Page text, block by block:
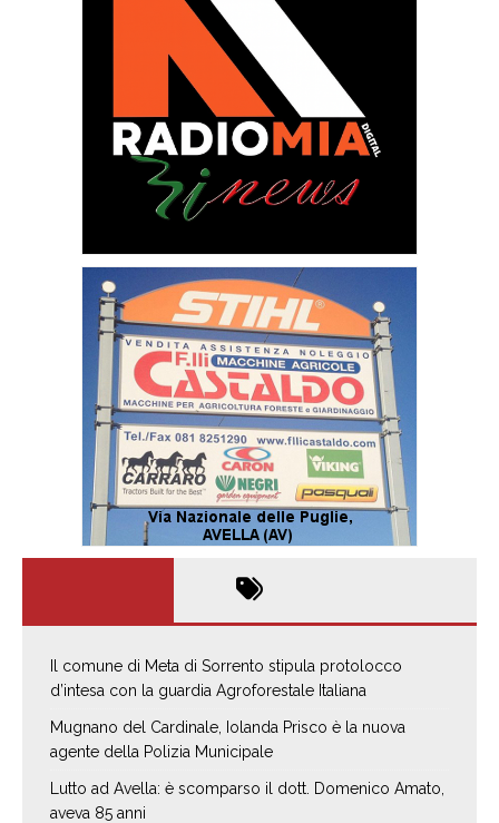
Il comune di Meta di Sorrento stipula protolocco
d’intesa con la guardia Agroforestale Italiana
Mugnano del Cardinale, Iolanda Prisco è la nuova
agente della Polizia Municipale
Lutto ad Avella: è scomparso il dott. Domenico Amato,
aveva 85 anni